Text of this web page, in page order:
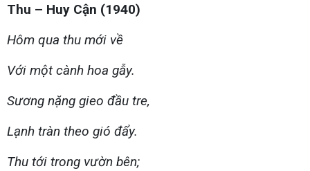
Thu – Huy Cận (1940)
Hôm qua thu mới về
Với một cành hoa gẫy.
Sương nặng gieo đầu tre,
Lạnh tràn theo gió đẩy.
Thu tới trong vườn bên;